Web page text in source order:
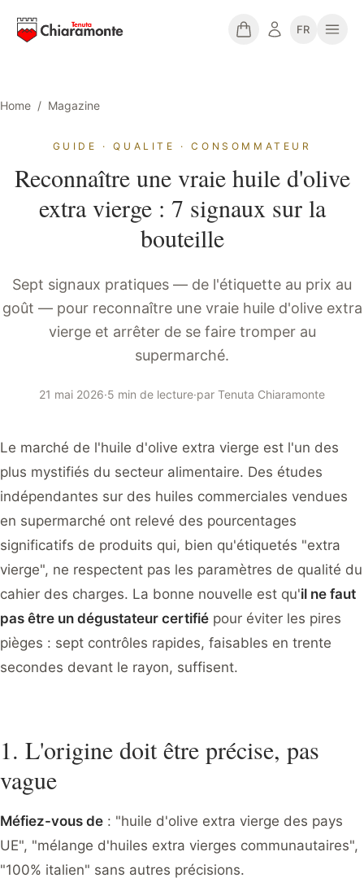
FR
Home / Magazine
GUIDE · QUALITE · CONSOMMATEUR
Reconnaître une vraie huile d'olive
extra vierge : 7 signaux sur la
bouteille
Sept signaux pratiques — de l'étiquette au prix au
goût — pour reconnaître une vraie huile d'olive extra
vierge et arrêter de se faire tromper au
supermarché.
21 mai 2026·5 min de lecture·par Tenuta Chiaramonte
Le marché de l'huile d'olive extra vierge est l'un des
plus mystifiés du secteur alimentaire. Des études
indépendantes sur des huiles commerciales vendues
en supermarché ont relevé des pourcentages
significatifs de produits qui, bien qu'étiquetés "extra
vierge", ne respectent pas les paramètres de qualité du
cahier des charges. La bonne nouvelle est qu'il ne faut
pas être un dégustateur certifié pour éviter les pires
pièges : sept contrôles rapides, faisables en trente
secondes devant le rayon, suffisent.
1. L'origine doit être précise, pas
vague
Méfiez-vous de : "huile d'olive extra vierge des pays
UE", "mélange d'huiles extra vierges communautaires",
"100% italien" sans autres précisions.